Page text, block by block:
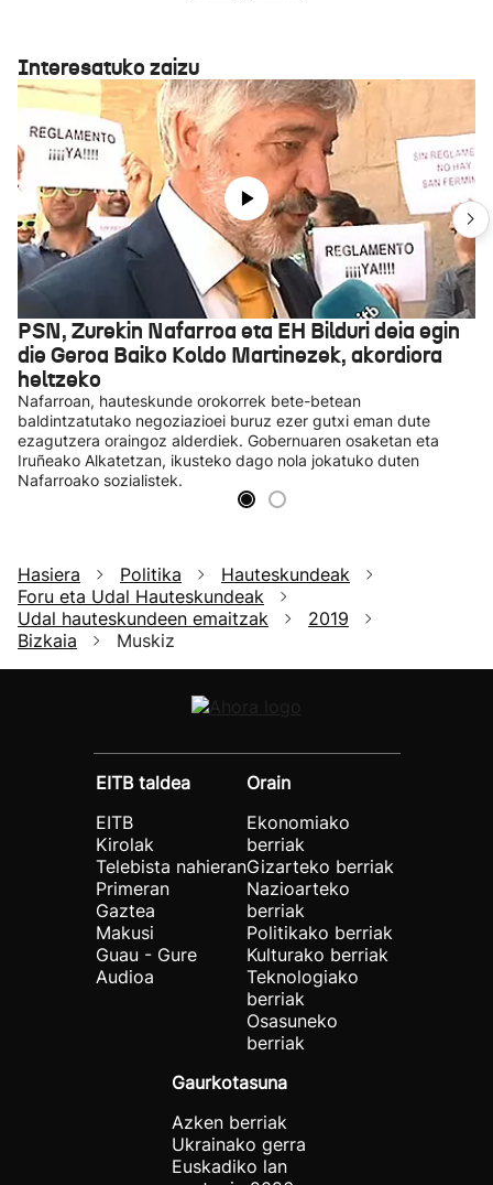
Interesatuko zaizu
PSN, Zurekin Nafarroa eta EH Bilduri deia egin
die Geroa Baiko Koldo Martinezek, akordiora
heltzeko
Nafarroan, hauteskunde orokorrek bete-betean
baldintzatutako negoziazioei buruz ezer gutxi eman dute
ezagutzera oraingoz alderdiek. Gobernuaren osaketan eta
Iruñeako Alkatetzan, ikusteko dago nola jokatuko duten
Nafarroako sozialistek.
Hasiera Politika
Hauteskundeak
Foru eta Udal Hauteskundeak
Udal hauteskundeen emaitzak
2019
Bizkaia
Muskiz
EITB taldea
EITB
Kirolak
Telebista nahieran
Primeran
Gaztea
Makusi
Guau - Gure
Audioa
Orain
Ekonomiako
berriak
Gizarteko berriak
Nazioarteko
berriak
Politikako berriak
Kulturako berriak
Teknologiako
berriak
Osasuneko
berriak
Gaurkotasuna
Azken berriak
Ukrainako gerra
Euskadiko lan